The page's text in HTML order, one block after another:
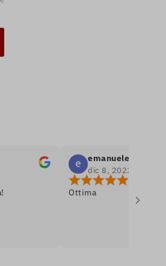
emanuele bella
dic 8, 2023
Ottima